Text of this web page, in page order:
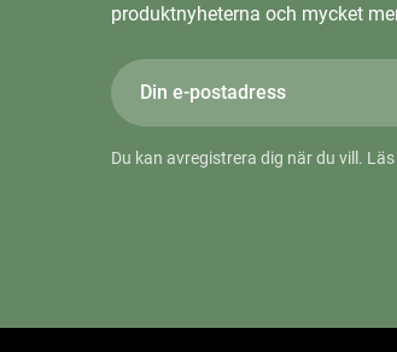
produktnyheterna och mycket
Du kan avregistrera dig när du vill. Läs